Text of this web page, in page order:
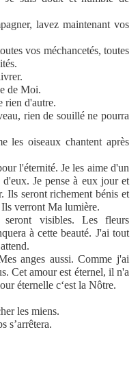
lavez maintenant vos
vos méchancetés, toutes
de Moi.
rien d'autre.
rien de souillé ne pourra
les oiseaux chantent après
l'éternité. Je les aime d'un
Je pense à eux jour et
Ils seront richement bénis et
verront Ma lumière.
visibles. Les fleurs
à cette beauté. J'ai tout
anges aussi. Comme j'ai
Cet amour est éternel, il n'a
éternelle c‘est la Nôtre.
les miens.
s’arrêtera.